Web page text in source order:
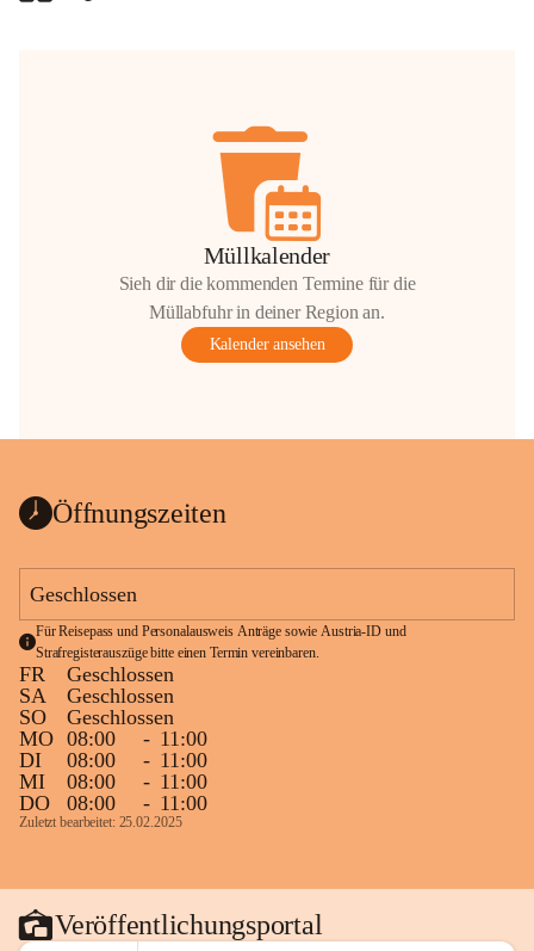
Müllkalender
Sieh dir die kommenden Termine für die
Müllabfuhr in deiner Region an.
Kalender ansehen
Öffnungszeiten
Geschlossen
Für Reisepass und Personalausweis Anträge sowie Austria-ID und
Strafregisterauszüge bitte einen Termin vereinbaren.
FR
Geschlossen
SA
Geschlossen
SO
Geschlossen
MO 08:00 - 11:00
DI
08:00 - 11:00
MI
08:00 - 11:00
DO
08:00 - 11:00
Zuletzt bearbeitet: 25.02.2025
Veröffentlichungsportal